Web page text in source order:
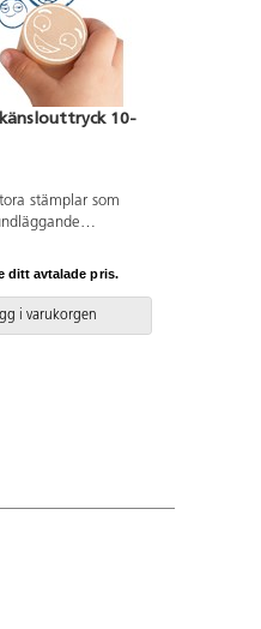
10-
stämplar som
överraskning,
att identifiera och
och utvecklar
ditt avtalade pris.
i varukorgen